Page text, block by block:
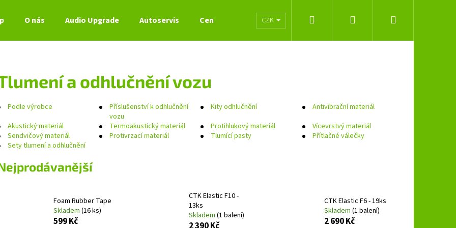
O nás Audio Upgrade Autoservis Ceník služeb Obchodní podmínky
CZK Přihlášení
a odhlučnění vozu
Podle výrobce
Příslušenství k odhlučnění
vozu
Kity odhlučnění
Antivibrační materiál
Akustický materiál
Termoakustický materiál Protihlukový materiál
Vícevrstvý materiál
Sendvičový materiál
Protivrzací materiál Tlumící pasty
Přítlačné válečky
Sety tlumení a odhlučnění
Foam Rubber Tape
Skladem (16 ks)
599 Kč
CTK Elastic F10 -
13ks
Skladem (1 balení)
CTK Elastic F6 - 19ks
Skladem (1 balení)
2 690 Kč
Doporučujeme
Následující